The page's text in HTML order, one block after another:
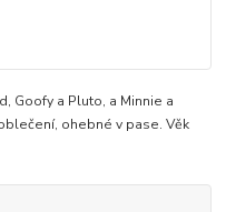
Goofy a Pluto, a Minnie a
ohebné v pase. Věk